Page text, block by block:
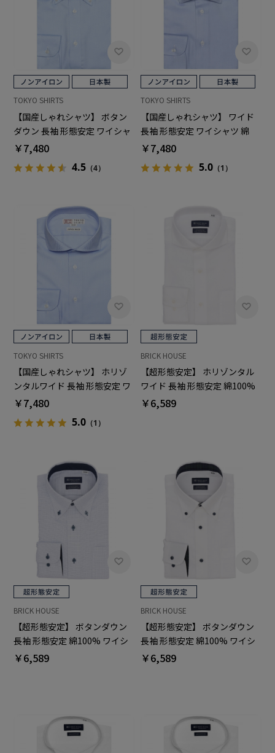
TOKYO SHIRTS
【国産しゃれシャツ】 ボタン
ダウン 長袖 形態安定 ワイシャ
ツ 綿100%
￥7,480
4.5（4）
TOKYO SHIRTS
【国産しゃれシャツ】 ワイド
長袖 形態安定 ワイシャツ 綿
100%
￥7,480
5.0 （1）
TOKYO SHIRTS
【国産しゃれシャツ】 ホリゾ
ンタルワイド 長袖 形態安定 ワ
イシャツ 綿100%
￥7,480
5.0（1）
BRICK HOUSE
【超形態安定】 ホリゾンタル
ワイド 長袖 形態安定 綿100%
ワイシャツ
￥6,589
BRICK HOUSE
【超形態安定】 ボタンダウン
長袖 形態安定 綿100% ワイシ
ャツ
￥6,589
BRICK HOUSE
【超形態安定】 ボタンダウン
長袖 形態安定 綿100% ワイシ
ャツ
￥6,589